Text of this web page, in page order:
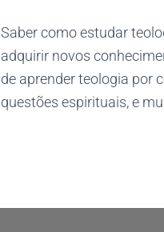
Saber como estudar
adquirir novos
de aprender teologia por
questões espirituais, e